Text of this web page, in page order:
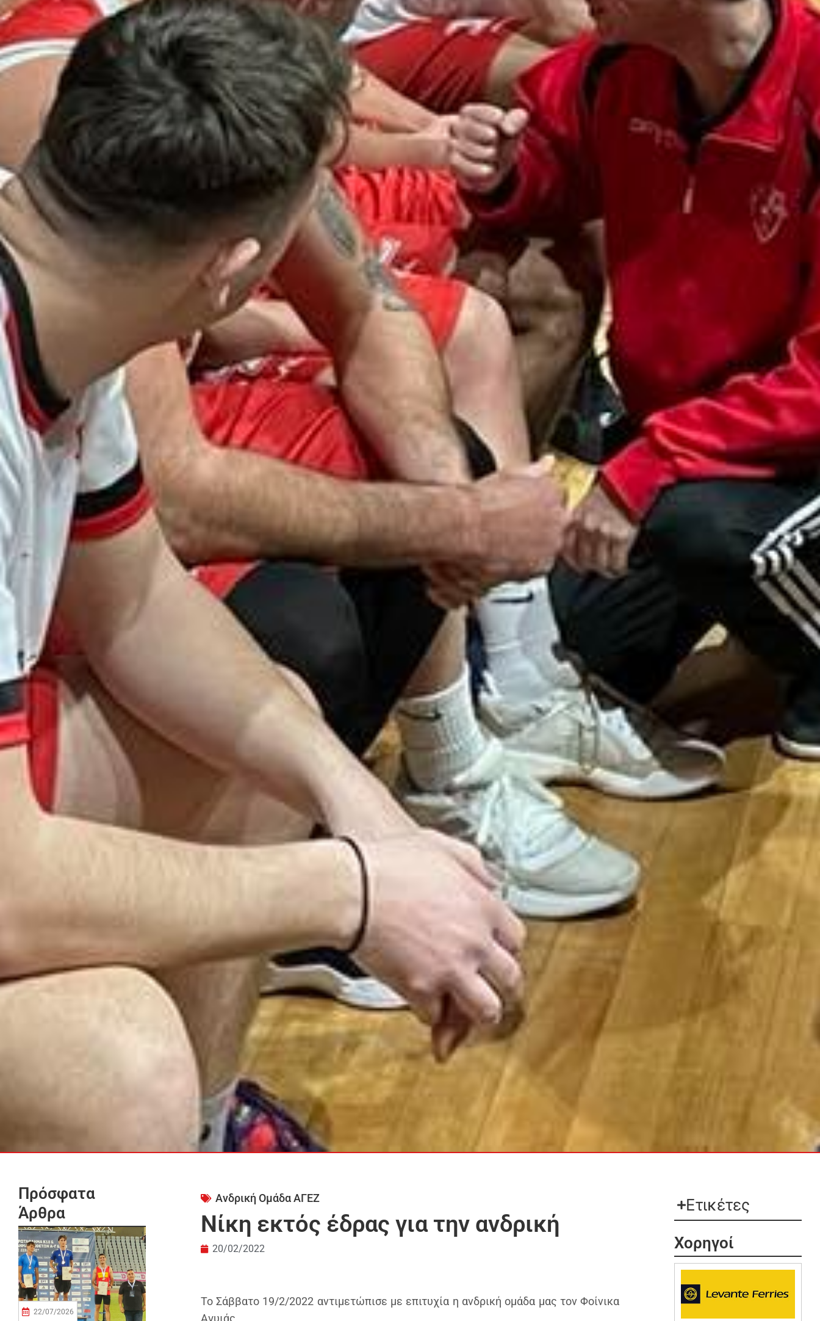
Πρόσφατα
Άρθρα
22/07/2026
Ανδρική Ομάδα ΑΓΕΖ
Νίκη εκτός έδρας για την ανδρική
20/02/2022
Το Σάββατο 19/2/2022 αντιμετώπισε με επιτυχία η ανδρική ομάδα μας τον Φοίνικα
Αγυιάς.
Ετικέτες
Χορηγοί